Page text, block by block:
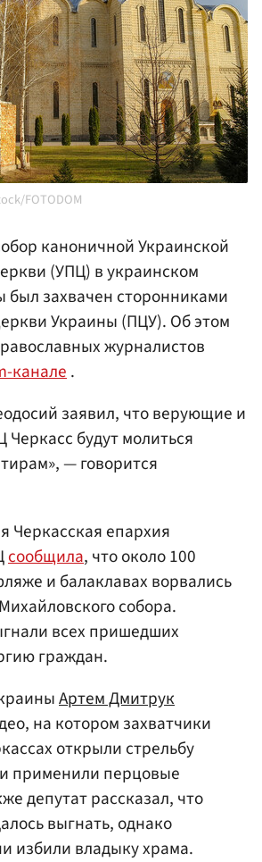
FOTODOM
каноничной Украинской
(УПЦ) в украинском
был захвачен сторонниками
Украины (ПЦУ). Об этом
журналистов
канале.
заявил, что верующие и
будут молиться
— говорится
Черкасская епархия
сообщила, что около 100
и балаклавах ворвались
собора.
всех пришедших
граждан.
Артем Дмитрук
на котором захватчики
открыли стрельбу
применили перцовые
депутат рассказал, что
выгнать, однако
избили владыку храма.